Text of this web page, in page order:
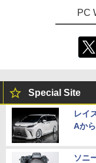
PC
Special Site
レイ
Aか
ソニ